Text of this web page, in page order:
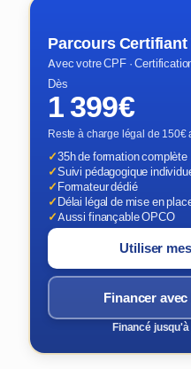
Parcours Certifiant
Avec votre CPF ·
Dès
1 399€
Reste à charge légal de 150€
✓35h de formation complète
✓Suivi pédagogique
✓Formateur dédié
✓Délai légal de mise en
✓Aussi finançable OPCO
Utiliser
Financer
Financé